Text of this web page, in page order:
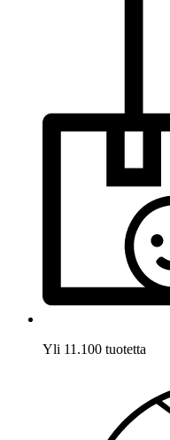
Yli 11.100 tuotetta